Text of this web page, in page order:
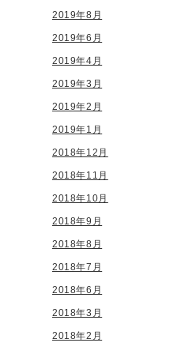
2019年8月
2019年6月
2019年4月
2019年3月
2019年2月
2019年1月
2018年12月
2018年11月
2018年10月
2018年9月
2018年8月
2018年7月
2018年6月
2018年3月
2018年2月